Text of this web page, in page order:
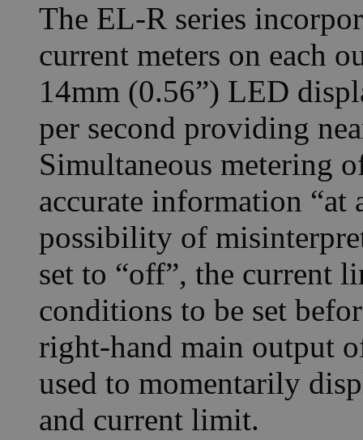
The EL-R series
current meters on each
14mm (0.56”) LED
per second providing
Simultaneous metering
accurate information “at
possibility of
set to “off”, the current
conditions to be set
right-hand main output
used to momentarily
and current limit.